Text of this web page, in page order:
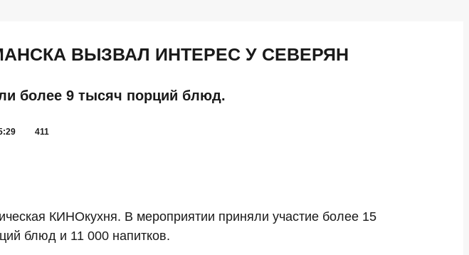
ВЫЗВАЛ ИНТЕРЕС У СЕВЕРЯН
более 9 тысяч порций блюд.
411
КИНОкухня. В мероприятии приняли участие более 15
блюд и 11 000 напитков.